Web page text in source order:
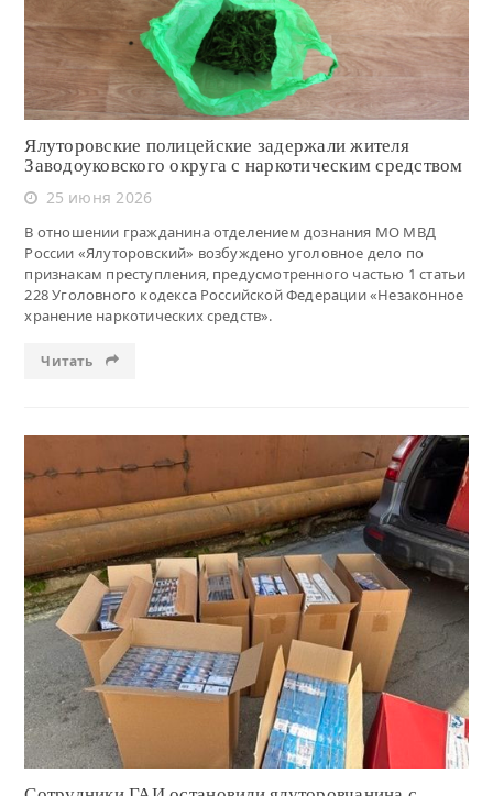
Ялуторовские полицейские задержали жителя
Заводоуковского округа с наркотическим средством
25 июня 2026
В отношении гражданина отделением дознания МО МВД
России «Ялуторовский» возбуждено уголовное дело по
признакам преступления, предусмотренного частью 1 статьи
228 Уголовного кодекса Российской Федерации «Незаконное
хранение наркотических средств».
Читать
Читать